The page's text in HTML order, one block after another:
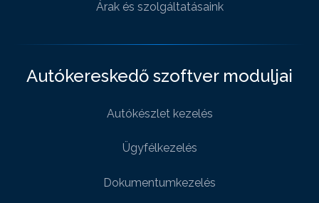
Árak és szolgáltatásaink
Autókereskedő szoftver moduljai
Autókészlet kezelés
Ügyfélkezelés
Dokumentumkezelés